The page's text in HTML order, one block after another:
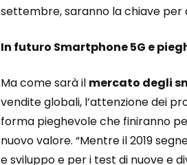
settembre, saranno la chiave per
In futuro Smartphone 5G e
Ma come sarà il mercato degli
vendite globali, l’attenzione dei
forma pieghevole che finiranno
nuovo valore. “Mentre il 2019
e sviluppo e per i test di nuove e